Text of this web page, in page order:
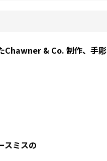
& Co. 制作、手彫
スミスの